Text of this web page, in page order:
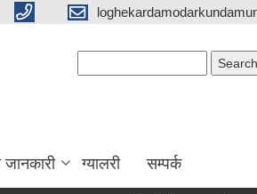
ग्यालरी सम्पर्क